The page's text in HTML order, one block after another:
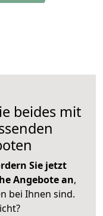
beides mit
Sie jetzt
Angebote an,
bei Ihnen sind.